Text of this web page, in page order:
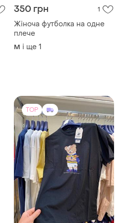
350 грн 1
Жіноча футболка на одне
плече
M і ще 1
TOP